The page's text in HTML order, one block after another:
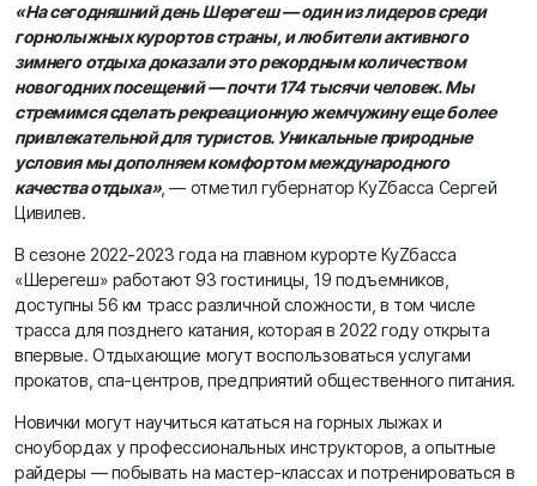
«На сегодняшний день Шерегеш — один из лидеров среди
горнолыжных курортов страны, и любители активного
зимнего отдыха доказали это рекордным количеством
новогодних посещений — почти 174 тысячи человек. Мы
стремимся сделать рекреационную жемчужину еще более
привлекательной для туристов. Уникальные природные
условия мы дополняем комфортом международного
качества отдыха», — отметил губернатор КуZбасса Сергей
Цивилев.
В сезоне 2022-2023 года на главном курорте КуZбасса
«Шерегеш» работают 93 гостиницы, 19 подъемников,
доступны 56 км трасс различной сложности, в том числе
трасса для позднего катания, которая в 2022 году открыта
впервые. Отдыхающие могут воспользоваться услугами
прокатов, спа-центров, предприятий общественного питания.
Новички могут научиться кататься на горных лыжах и
сноубордах у профессиональных инструкторов, а опытные
райдеры — побывать на мастер-классах и потренироваться в